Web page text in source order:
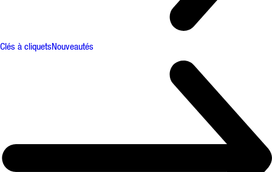
Clés à cliquetsNouveautés